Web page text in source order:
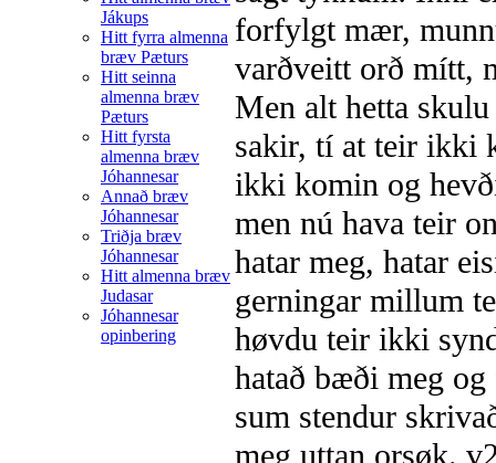
Jákups
Hitt fyrra almenna
bræv Pæturs
Hitt seinna
almenna bræv
Pæturs
Hitt fyrsta
almenna bræv
Jóhannesar
Annað bræv
Jóhannesar
Triðja bræv
Jóhannesar
Hitt almenna bræv
Judasar
Jóhannesar
opinbering
forfylgt mær,
varðveitt orð mítt,
Men alt hetta
sakir, tí at teir ikki
ikki komin og
men nú hava teir
hatar meg, hatar
gerningar millum
høvdu teir ikki
hatað bæði meg
sum stendur
meg uttan orsøk.